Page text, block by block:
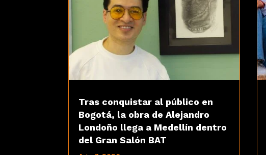
Tras conquistar al público en
Bogotá, la obra de Alejandro
Londoño llega a Medellín dentro
del Gran Salón BAT